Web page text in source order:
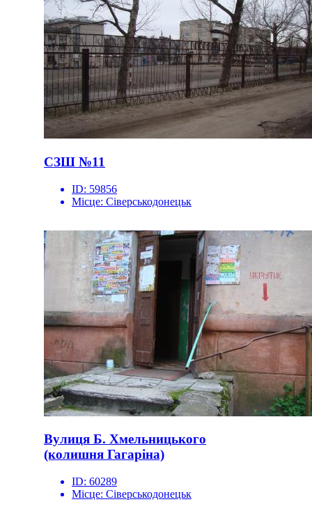
СЗШ №11
ID: 59856
Місце: Сіверськодонецьк
Вулиця Б. Хмельницького
(колишня Гагаріна)
ID: 60289
Місце: Сіверськодонецьк